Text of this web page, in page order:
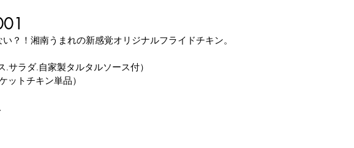
？！湘南うまれの新感覚オリジナルフライドチキン。
サラダ.自家製タルタルソース付）
ットチキン単品）